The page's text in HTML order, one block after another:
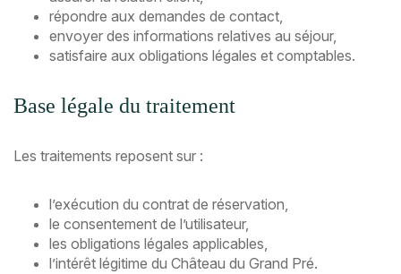
répondre aux demandes de contact,
envoyer des informations relatives au séjour,
satisfaire aux obligations légales et comptables.
Base légale du traitement
Les traitements reposent sur :
l’exécution du contrat de réservation,
le consentement de l’utilisateur,
les obligations légales applicables,
l’intérêt légitime du Château du Grand Pré.